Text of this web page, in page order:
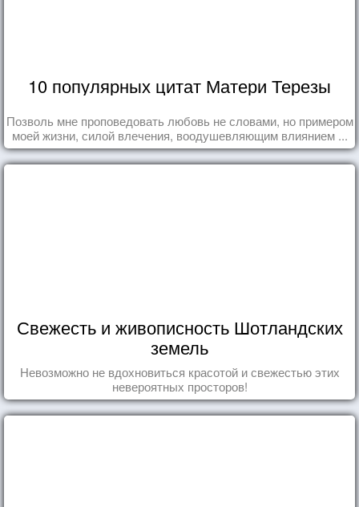
10 популярных цитат Матери Терезы
Позволь мне проповедовать любовь не словами, но примером
моей жизни, силой влечения, воодушевляющим влиянием ...
Свежесть и живописность Шотландских
земель
Невозможно не вдохновиться красотой и свежестью этих
невероятных просторов!